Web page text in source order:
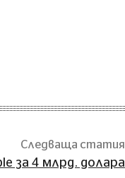
Следваща статия
за 4 млрд. долара